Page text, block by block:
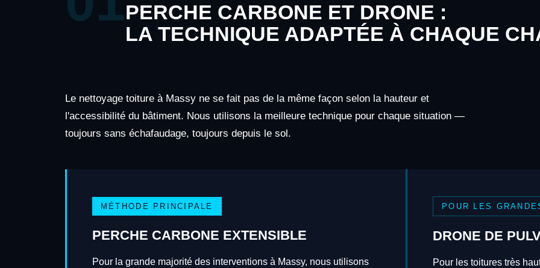
PERCHE CARBONE ET DRONE :
LA TECHNIQUE ADAPTÉE À CHAQUE
Le nettoyage toiture à Massy ne se fait pas de la même façon selon la hauteur et
l'accessibilité du bâtiment. Nous utilisons la meilleure technique pour chaque situation —
toujours sans échafaudage, toujours depuis le sol.
MÉTHODE PRINCIPALE
PERCHE CARBONE EXTENSIBLE
Pour la grande majorité des interventions à Massy, nous utilisons
POUR LES
DRONE DE
Pour les toitures très